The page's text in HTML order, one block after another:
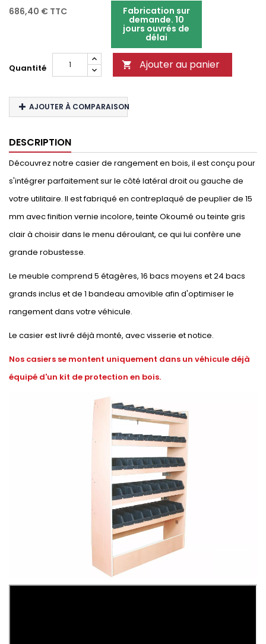
686,40 € TTC Fabrication sur
demande. 10
jours ouvrés de
délai
Quantité  Ajouter au panier
AJOUTER À COMPARAISON
DESCRIPTION
Découvrez notre casier de rangement en bois, il est conçu pour
s'intégrer parfaitement sur le côté latéral droit ou gauche de
votre utilitaire. Il est fabriqué en contreplaqué de peuplier de 15
mm avec finition vernie incolore, teinte Okoumé ou teinte gris
clair à choisir dans le menu déroulant, ce qui lui confère une
grande robustesse.
Le meuble comprend 5 étagères, 16 bacs moyens et 24 bacs
grands inclus et de 1 bandeau amovible afin d'optimiser le
rangement dans votre véhicule.
Le casier est livré déjà monté, avec visserie et notice.
Nos casiers se montent uniquement dans un véhicule déjà
équipé d'un kit de protection en bois.